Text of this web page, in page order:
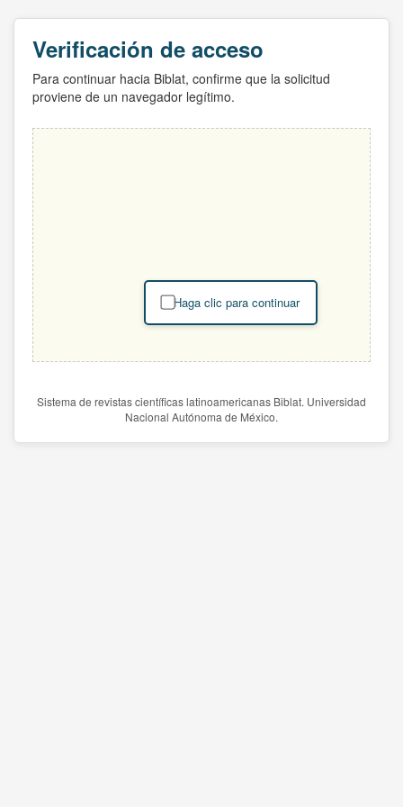
Verificación de acceso
Para continuar hacia Biblat, confirme que la solicitud
proviene de un navegador legítimo.
Haga clic para continuar
Sistema de revistas científicas latinoamericanas Biblat. Universidad
Nacional Autónoma de México.